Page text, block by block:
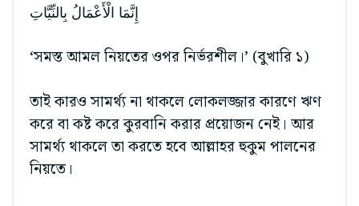
إِنَّمَا الْأَعْمَالُ بِالنِّيَّاتِ
‘সমস্ত আমল নিয়তের ওপর নির্ভরশীল।’ (বুখারি ১)
তাই কারও সামর্থ্য না থাকলে লোকলজ্জার কারণে ঋণ
করে বা কষ্ট করে কুরবানি করার প্রয়োজন নেই। আর
সামর্থ্য থাকলে তা করতে হবে আল্লাহর হুকুম পালনের
নিয়তে।